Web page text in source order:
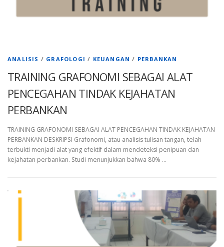
ANALISIS / GRAFOLOGI / KEUANGAN / PERBANKAN
TRAINING GRAFONOMI SEBAGAI ALAT
PENCEGAHAN TINDAK KEJAHATAN
PERBANKAN
TRAINING GRAFONOMI SEBAGAI ALAT PENCEGAHAN TINDAK KEJAHATAN
PERBANKAN DESKRIPSI Grafonomi, atau analisis tulisan tangan, telah
terbukti menjadi alat yang efektif dalam mendeteksi penipuan dan
kejahatan perbankan. Studi menunjukkan bahwa 80% …